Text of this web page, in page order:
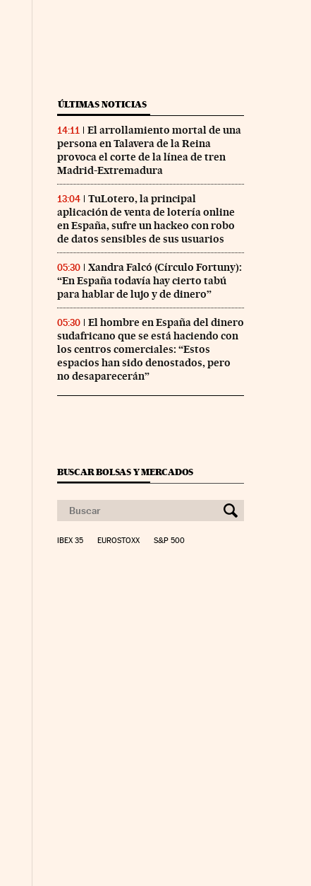
ÚLTIMAS NOTICIAS
14:11
El arrollamiento mortal de una
persona en Talavera de la Reina
provoca el corte de la línea de tren
Madrid-Extremadura
13:04
TuLotero, la principal
aplicación de venta de lotería online
en España, sufre un hackeo con robo
de datos sensibles de sus usuarios
05:30
Xandra Falcó (Círculo Fortuny):
“En España todavía hay cierto tabú
para hablar de lujo y de dinero”
05:30
El hombre en España del dinero
sudafricano que se está haciendo con
los centros comerciales: “Estos
espacios han sido denostados, pero
no desaparecerán”
BUSCAR BOLSAS Y MERCADOS
IBEX 35 EUROSTOXX S&P 500